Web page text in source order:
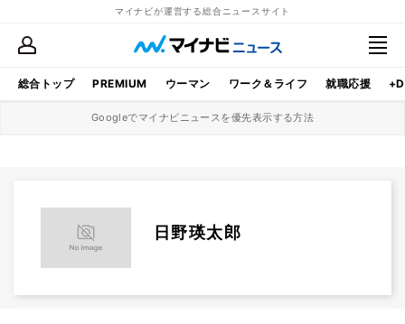
マイナビが運営する総合ニュースサイト
総合トップ PREMIUM ウーマン ワーク＆ライフ 就職応援
Googleでマイナビニュースを優先表示する方法
日野瑛太郎